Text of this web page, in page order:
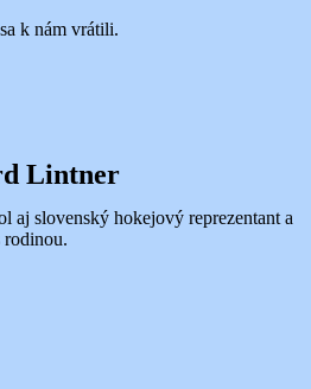
k nám vrátili.
Lintner
aj slovenský hokejový reprezentant a